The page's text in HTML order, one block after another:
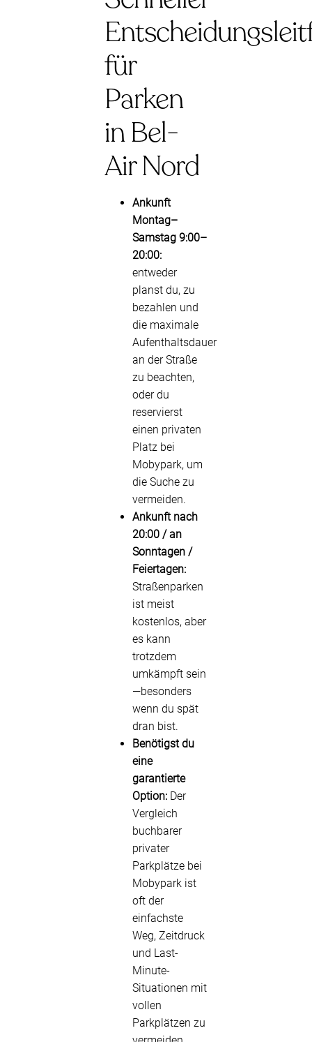
für
Parken
in Bel-
Air Nord
Ankunft
Montag–
Samstag 9:00–
20:00:
entweder
planst du, zu
bezahlen und
die maximale
Aufenthaltsdauer
an der Straße
zu beachten,
oder du
reservierst
einen privaten
Platz bei
Mobypark, um
die Suche zu
vermeiden.
Ankunft nach
20:00 / an
Sonntagen /
Feiertagen:
Straßenparken
ist meist
kostenlos, aber
es kann
trotzdem
umkämpft sein
—besonders
wenn du spät
dran bist.
Benötigst du
eine
garantierte
Option: Der
Vergleich
buchbarer
privater
Parkplätze bei
Mobypark ist
oft der
einfachste
Weg, Zeitdruck
und Last-
Minute-
Situationen mit
vollen
Parkplätzen zu